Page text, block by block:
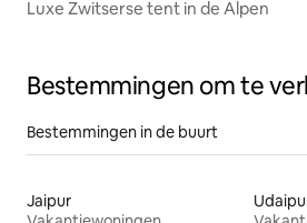
Luxe Zwitserse tent in de Alpen
Bestemmingen om te
Bestemmingen in de buurt
Jaipur